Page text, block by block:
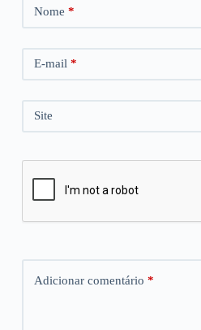
Nome *
E-mail *
Site
Adicionar comentário *